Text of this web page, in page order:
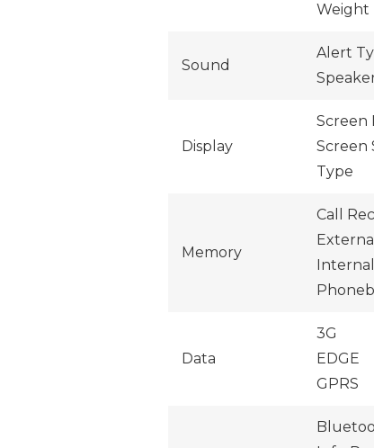
Weight
Sound
Alert
Display
Screen
Screen
Type
Memory
Call
Internal
Data
3G
EDGE
GPRS